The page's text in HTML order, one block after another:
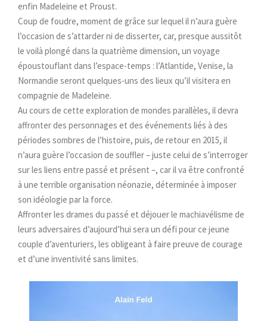
enfin Madeleine et Proust.
Coup de foudre, moment de grâce sur lequel il n’aura guère
l’occasion de s’attarder ni de disserter, car, presque aussitôt
le voilà plongé dans la quatrième dimension, un voyage
époustouflant dans l’espace-temps : l’Atlantide, Venise, la
Normandie seront quelques-uns des lieux qu’il visitera en
compagnie de Madeleine.
Au cours de cette exploration de mondes parallèles, il devra
affronter des personnages et des événements liés à des
périodes sombres de l’histoire, puis, de retour en 2015, il
n’aura guère l’occasion de souffler – juste celui de s’interroger
sur les liens entre passé et présent –, car il va être confronté
à une terrible organisation néonazie, déterminée à imposer
son idéologie par la force.
Affronter les drames du passé et déjouer le machiavélisme de
leurs adversaires d’aujourd’hui sera un défi pour ce jeune
couple d’aventuriers, les obligeant à faire preuve de courage
et d’une inventivité sans limites.